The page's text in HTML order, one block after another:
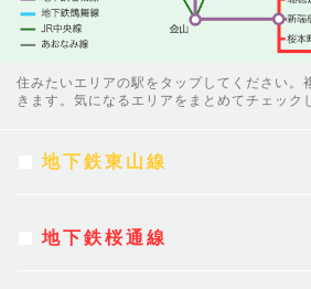
住みたいエリアの駅をタップしてください。
きます。気になるエリアをまとめてチェック
地下鉄東山線
地下鉄桜通線